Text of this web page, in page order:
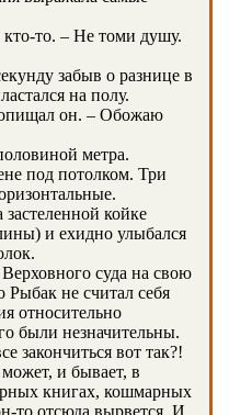
кто-то. – Не томи душу.
забыв о разнице в
на полу.
он. – Обожаю
метра.
под потолком. Три
койке
и ехидно улыбался
суда на свою
Рыбак не считал себя
относительно
были незначительны.
закончиться вот так?!
и бывает, в
книгах, кошмарных
то отсюда вырвется. И